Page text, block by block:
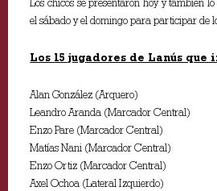
Los chicos se presentaron hoy y también
el sábado y el domingo para participar de
Los 15 jugadores de Lanús que
Alan González (Arquero)
Leandro Aranda (Marcador Central)
Enzo Pare (Marcador Central)
Matías Nani (Marcador Central)
Enzo Ortiz (Marcador Central)
Axel Ochoa (Lateral Izquierdo)